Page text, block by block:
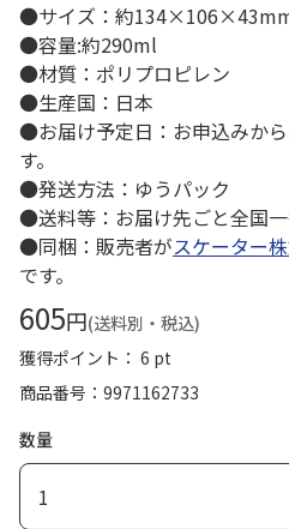
●サイズ：約
●容量:約290ml
●材質：ポリプロピレン
●生産国：日本
●お届け予定日：お申込みか
す。
●発送方法：ゆうパック
●送料等：お届け先ごと全国
●同梱：販売者がスケーター
です。
605円(送料別・税込)
獲得ポイント： 6 pt
商品番号
9971162733
数量
1